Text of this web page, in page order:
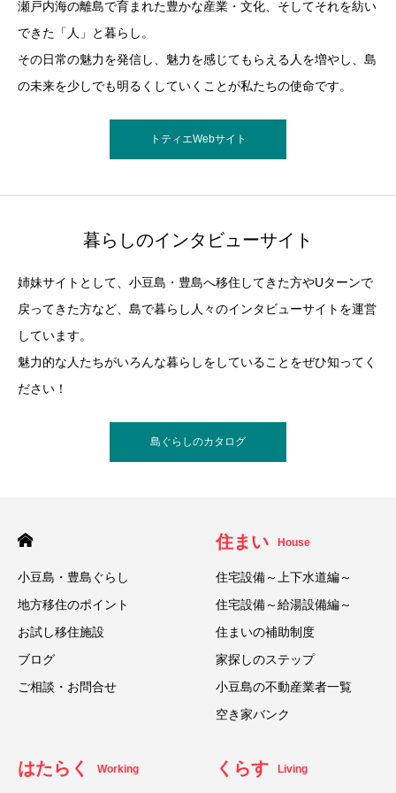
瀬戸内海の離島で育まれた豊かな産業・文化、そしてそれを紡い
できた「人」と暮らし。
その日常の魅力を発信し、魅力を感じてもらえる人を増やし、島
の未来を少しでも明るくしていくことが私たちの使命です。
トティエWebサイト
暮らしのインタビューサイト
姉妹サイトとして、小豆島・豊島へ移住してきた方やUターンで
戻ってきた方など、島で暮らし人々のインタビューサイトを運営
しています。
魅力的な人たちがいろんな暮らしをしていることをぜひ知ってく
ださい！
島ぐらしのカタログ
小豆島・豊島ぐらし
地方移住のポイント
お試し移住施設
ブログ
ご相談・お問合せ
住まい House
住宅設備～上下水道編～
住宅設備～給湯設備編～
住まいの補助制度
家探しのステップ
小豆島の不動産業者一覧
空き家バンク
はたらく Working くらす Living